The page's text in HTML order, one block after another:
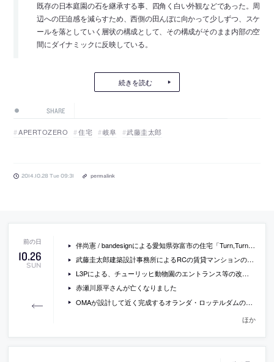
既存の日本庭園の石を継承する事、四角く白い外観などであった。周
辺への圧迫感を減らすため、西側の田んぼに向かって少しずつ、スケ
ールを落としていく層状の構成として、その構成がそのまま内部の空
間にダイナミックに反映している。
続きを読む
SHARE
APERTOZERO 住宅 岐阜 武藤圭太郎
2014.10.28 Tue 09:31 permalink
10.26
SUN
伴尚憲 / bandesignによる愛知県弥富市の住宅「Turn,Turn,Turn,」
武藤圭太郎建築設計事務所によるRCの賃貸マンションの一室のリノベーション「RENOVATION M」
L3Pによる、チューリッヒ動物園のエントランス等の改修と増築の写真など
赤瀬川原平さんが亡くなりました
OMAが設計して近く完成するオランダ・ロッテルダムの複合ビル「Stadskantoor」の現場写真
ほか